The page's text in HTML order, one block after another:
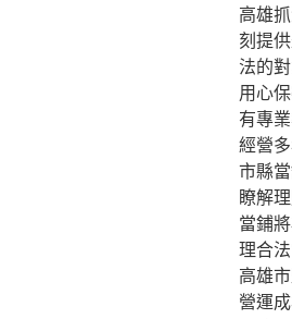
高雄
刻提
法的
用心
有專
經營
市縣
瞭解
當鋪
理合
高雄
營運